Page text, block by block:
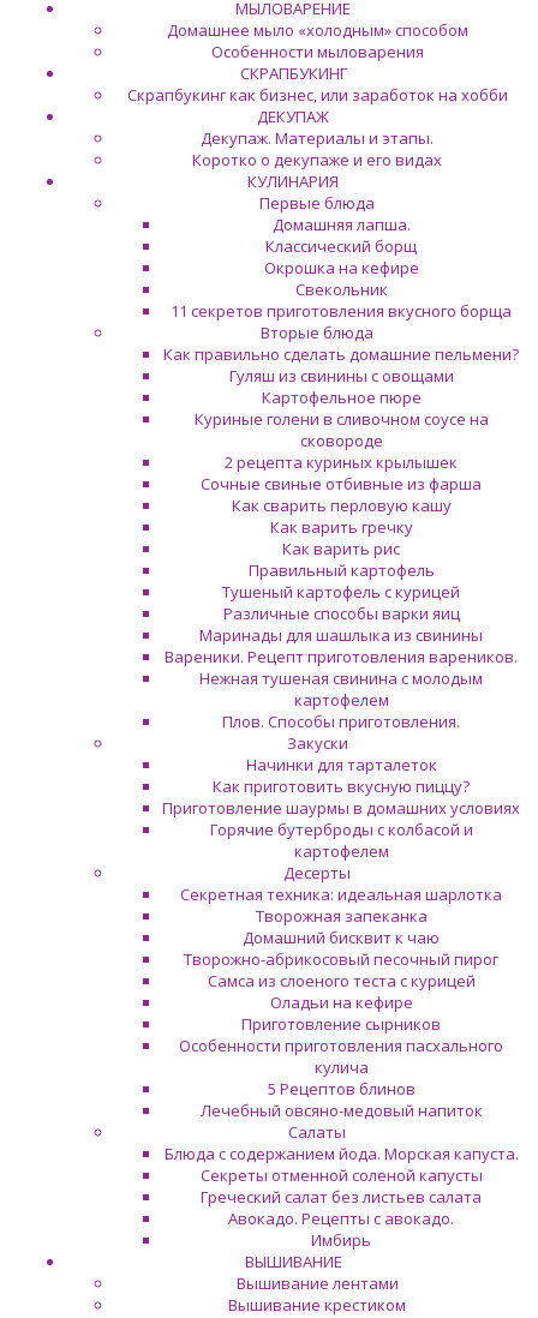
МЫЛОВАРЕНИЕ
Домашнее мыло «холодным» способом
Особенности мыловарения
СКРАПБУКИНГ
Скрапбукинг как бизнес, или заработок на хобби
ДЕКУПАЖ
Декупаж. Материалы и этапы.
Коротко о декупаже и его видах
КУЛИНАРИЯ
Первые блюда
Домашняя лапша.
Классический борщ
Окрошка на кефире
Свекольник
11 секретов приготовления вкусного борща
Вторые блюда
Как правильно сделать домашние пельмени?
Гуляш из свинины с овощами
Картофельное пюре
Куриные голени в сливочном соусе на
сковороде
2 рецепта куриных крылышек
Сочные свиные отбивные из фарша
Как сварить перловую кашу
Как варить гречку
Как варить рис
Правильный картофель
Тушеный картофель с курицей
Различные способы варки яиц
Маринады для шашлыка из свинины
Вареники. Рецепт приготовления вареников.
Нежная тушеная свинина с молодым
картофелем
Плов. Способы приготовления.
Закуски
Начинки для тарталеток
Как приготовить вкусную пиццу?
Приготовление шаурмы в домашних условиях
Горячие бутерброды с колбасой и
картофелем
Десерты
Секретная техника: идеальная шарлотка
Творожная запеканка
Домашний бисквит к чаю
Творожно-абрикосовый песочный пирог
Самса из слоеного теста с курицей
Оладьи на кефире
Приготовление сырников
Особенности приготовления пасхального
кулича
5 Рецептов блинов
Лечебный овсяно-медовый напиток
Салаты
Блюда с содержанием йода. Морская капуста.
Секреты отменной соленой капусты
Греческий салат без листьев салата
Авокадо. Рецепты с авокадо.
Имбирь
ВЫШИВАНИЕ
Вышивание лентами
Вышивание крестиком